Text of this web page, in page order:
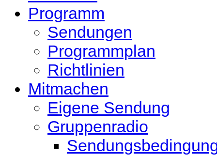
Programm
Sendungen
Programmplan
Richtlinien
Mitmachen
Eigene Sendung
Gruppenradio